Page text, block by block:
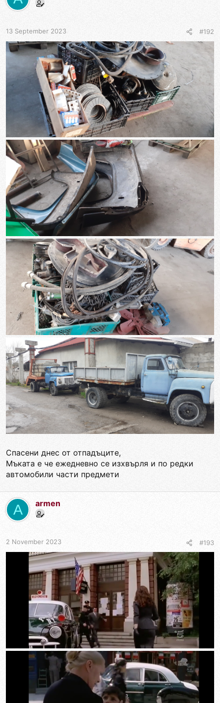
13 September 2023 #192
Спасени днес от отпадъците,
Мъката е че ежедневно се изхвърля и по редки
автомобили части предмети
A armen
2 November 2023 #193